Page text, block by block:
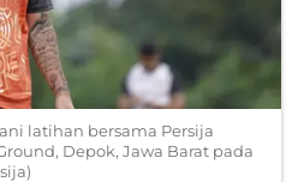
latihan bersama Persija
Depok, Jawa Barat pada